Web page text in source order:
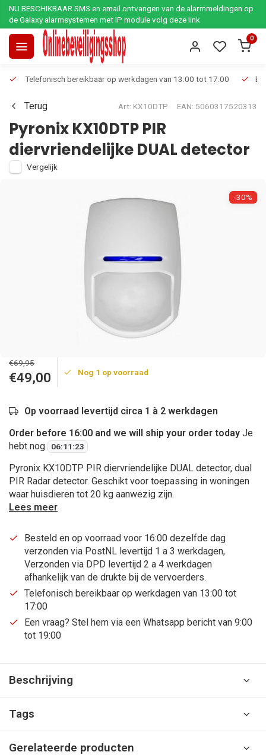
NU BESCHIKBAAR SMS en email ontvangen van de alarmmeldingen op
de Galaxy alarmsystemen met IP module volg deze link
0
Telefonisch bereikbaar op werkdagen van 13:00 tot 17:00
Terug Art: KX10DTP EAN: 5060317520313
Pyronix KX10DTP PIR
diervriendelijke DUAL detector
Vergelijk
-30%
€69,95
€49,00 Nog 1 op voorraad
Op voorraad levertijd circa 1 à 2 werkdagen
Order before 16:00 and we will ship your order today Je
hebt nog
06:11:23
Pyronix KX10DTP PIR diervriendelijke DUAL detector, dual
PIR Radar detector. Geschikt voor toepassing in woningen
waar huisdieren tot 20 kg aanwezig zijn.
Lees meer
Besteld en op voorraad voor 16:00 dezelfde dag
verzonden via PostNL levertijd 1 a 3 werkdagen,
Verzonden via DPD levertijd 2 a 4 werkdagen
afhankelijk van de drukte bij de vervoerders.
Telefonisch bereikbaar op werkdagen van 13:00 tot
17:00
Een vraag? Stel hem via een Whatsapp bericht van 9:00
tot 19:00
Beschrijving
Tags
Gerelateerde producten